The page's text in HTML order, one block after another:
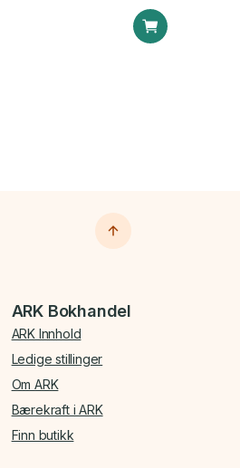
ARK Bokhandel
ARK Innhold
Ledige stillinger
Om ARK
Bærekraft i ARK
Finn butikk